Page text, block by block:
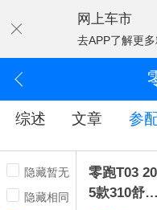
网上车市
去APP了解更
综述 文章 参
隐藏暂无
隐藏相同
零跑T03
5款310舒享